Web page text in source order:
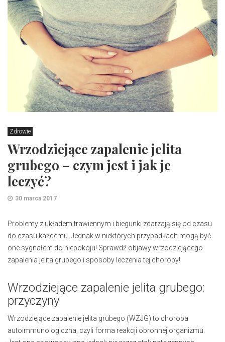
Zdrowie
Wrzodziejące zapalenie jelita
grubego – czym jest i jak je
leczyć?
30 marca 2017
Problemy z układem trawiennym i biegunki zdarzają się od czasu
do czasu każdemu. Jednak w niektórych przypadkach mogą być
one sygnałem do niepokoju! Sprawdź objawy wrzodziejącego
zapalenia jelita grubego i sposoby leczenia tej choroby!
Wrzodziejące zapalenie jelita grubego:
przyczyny
Wrzodziejące zapalenie jelita grubego (WZJG) to choroba
autoimmunologiczna, czyli forma reakcji obronnej organizmu.